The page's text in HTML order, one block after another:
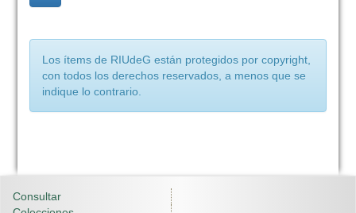
Los ítems de RIUdeG están protegidos por copyright,
con todos los derechos reservados, a menos que se
indique lo contrario.
Consultar